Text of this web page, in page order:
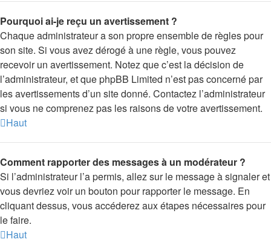
Pourquoi ai-je reçu un avertissement ?
Chaque administrateur a son propre ensemble de règles pour
son site. Si vous avez dérogé à une règle, vous pouvez
recevoir un avertissement. Notez que c’est la décision de
l’administrateur, et que phpBB Limited n’est pas concerné par
les avertissements d’un site donné. Contactez l’administrateur
si vous ne comprenez pas les raisons de votre avertissement.
Haut
Comment rapporter des messages à un modérateur ?
Si l’administrateur l’a permis, allez sur le message à signaler et
vous devriez voir un bouton pour rapporter le message. En
cliquant dessus, vous accéderez aux étapes nécessaires pour
le faire.
Haut